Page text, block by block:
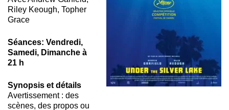
Riley Keough, Topher
Grace
Séances: Vendredi,
Samedi, Dimanche à
21 h
Synopsis et détails
Avertissement : des
scènes, des propos ou